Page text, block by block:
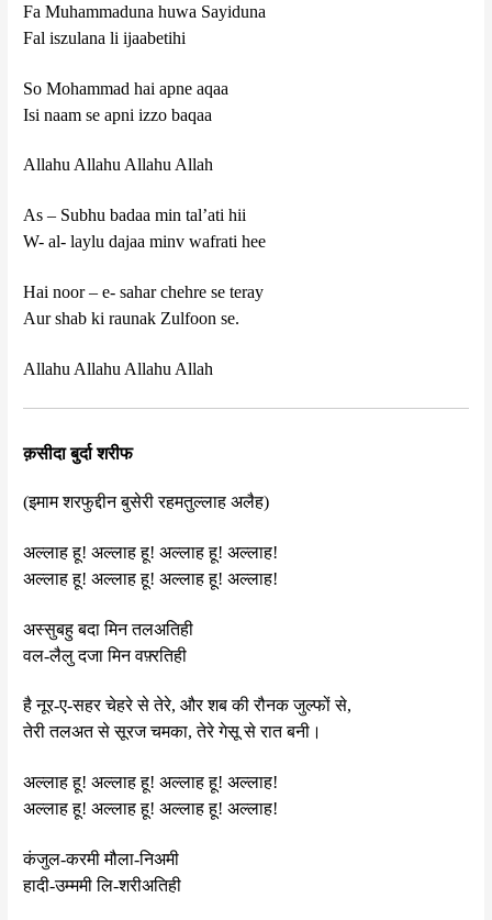
Fa Muhammaduna huwa Sayiduna
Fal iszulana li ijaabetihi
So Mohammad hai apne aqaa
Isi naam se apni izzo baqaa
Allahu Allahu Allahu Allah
As – Subhu badaa min tal’ati hii
W- al- laylu dajaa minv wafrati hee
Hai noor – e- sahar chehre se teray
Aur shab ki raunak Zulfoon se.
Allahu Allahu Allahu Allah
क़सीदा बुर्दा शरीफ
(इमाम शरफुद्दीन बुसेरी रहमतुल्लाह अलैह)
अल्लाह हू! अल्लाह हू! अल्लाह हू! अल्लाह!
अल्लाह हू! अल्लाह हू! अल्लाह हू! अल्लाह!
अस्सुबहु बदा मिन तलअतिही
वल-लैलु दजा मिन वफ़्रतिही
है नूर-ए-सहर चेहरे से तेरे, और शब की रौनक जुल्फों से,
तेरी तलअत से सूरज चमका, तेरे गेसू से रात बनी।
अल्लाह हू! अल्लाह हू! अल्लाह हू! अल्लाह!
अल्लाह हू! अल्लाह हू! अल्लाह हू! अल्लाह!
कंजुल-करमी मौला-निअमी
हादी-उम्ममी लि-शरीअतिही